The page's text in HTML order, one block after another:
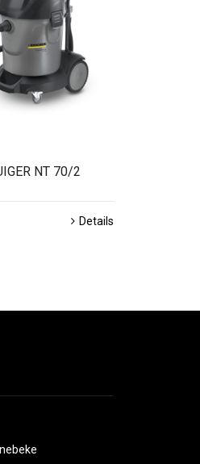
NT 70/2
Details